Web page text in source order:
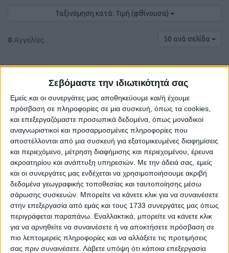
Σεβόμαστε την ιδιωτικότητά σας
Εμείς και οι συνεργάτες μας αποθηκεύουμε και/ή έχουμε
πρόσβαση σε πληροφορίες σε μια συσκευή, όπως τα cookies,
και επεξεργαζόμαστε προσωπικά δεδομένα, όπως μοναδικοί
αναγνωριστικοί και προσαρμοσμένες πληροφορίες που
αποστέλλονται από μια συσκευή για εξατομικευμένες διαφημίσεις
και περιεχόμενο, μέτρηση διαφήμισης και περιεχομένου, έρευνα
ακροατηρίου και ανάπτυξη υπηρεσιών. Με την άδειά σας, εμείς
και οι συνεργάτες μας ενδέχεται να χρησιμοποιήσουμε ακριβή
δεδομένα γεωγραφικής τοποθεσίας και ταυτοποίησης μέσω
σάρωσης συσκευών. Μπορείτε να κάνετε κλικ για να συναινέσετε
στην επεξεργασία από εμάς και τους 1733 συνεργάτες μας όπως
περιγράφεται παραπάνω. Εναλλακτικά, μπορείτε να κάνετε κλικ
για να αρνηθείτε να συναινέσετε ή να αποκτήσετε πρόσβαση σε
πιο λεπτομερείς πληροφορίες και να αλλάξετε τις προτιμήσεις
σας πριν συναινέσετε. Λάβετε υπόψη ότι κάποια επεξεργασία
Ταξινόμηση κατά: Τιμή (φθίνουσα)
0 Αγγελίες. 50 ανά σελίδα
Δε βρέθηκαν αγγελίες σύμφωνα με τα
κριτήρια αναζήτησής σας.
Δοκιμάστε να καθαρίσετε όλα τα υπάρχοντα φίλτρα
αναζήτησης.